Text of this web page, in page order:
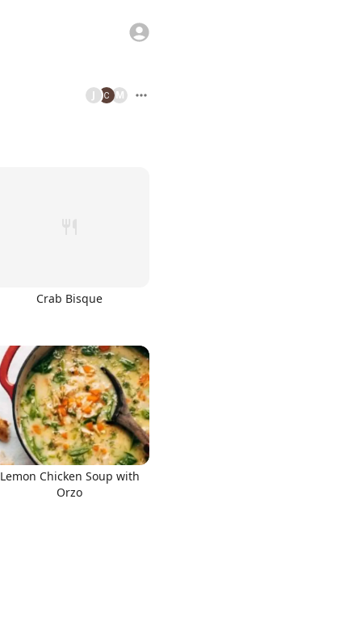
M
J
Crab Bisque
Lemon Chicken Soup with
Orzo